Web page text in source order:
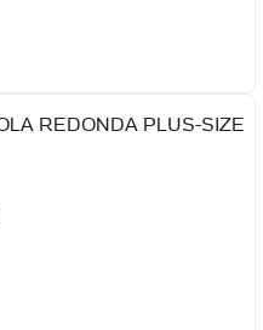
CAMISA GOLA REDONDA PLUS-SIZE